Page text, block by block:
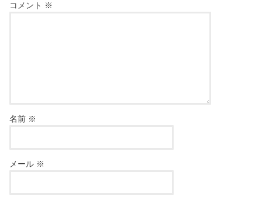
コメント ※
名前 ※
メール ※